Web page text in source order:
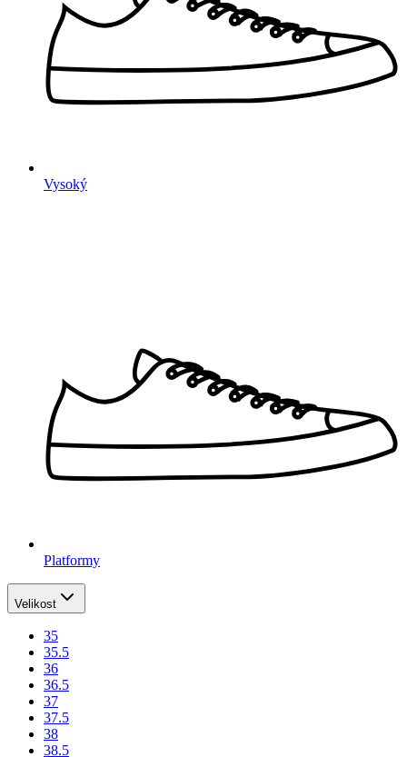
Vysoký
Platformy
Velikost
35
35.5
36
36.5
37
37.5
38
38.5